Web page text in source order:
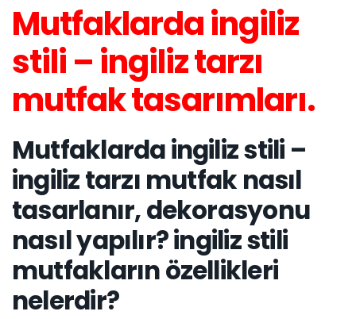
Mutfaklarda ingiliz
stili – ingiliz tarzı
mutfak tasarımları.
Mutfaklarda ingiliz stili –
ingiliz tarzı mutfak nasıl
tasarlanır, dekorasyonu
nasıl yapılır? ingiliz stili
mutfakların özellikleri
nelerdir?